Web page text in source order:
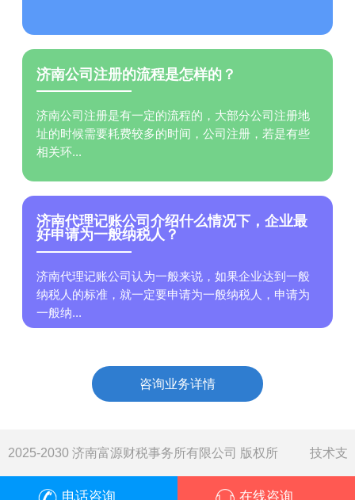
济南公司注册的流程是怎样的？
济南公司注册是有一定的流程的，大部分公司注册地
址的时候需要耗费较多的时间，公司注册，若是有些
相关环...
济南代理记账公司介绍什么情况下，企业最
好申请为一般纳税人？
济南代理记账公司认为一般来说，如果企业达到一般
纳税人的标准，就一定要申请为一般纳税人，申请为
一般纳...
咨询业务详情
2025-2030 济南富源财税事务所有限公司 版权所 技术支
电话咨询 在线咨询